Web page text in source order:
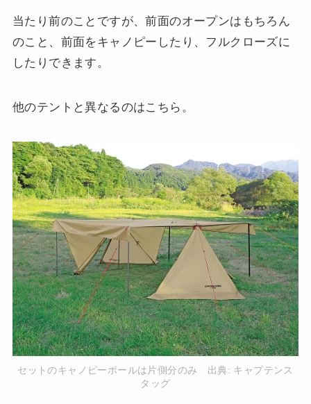
当たり前のことですが、前面のオープンはもちろん
のこと、前面をキャノピーしたり、フルクローズに
したりできます。
他のテントと異なるのはこちら。
セットのキャノピーポールは片側分のみ 出典: キャプテンス
タッグ